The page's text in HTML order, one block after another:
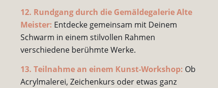
12. Rundgang durch die Gemäldegalerie Alte
Meister: Entdecke gemeinsam mit Deinem
Schwarm in einem stilvollen Rahmen
verschiedene berühmte Werke.
13. Teilnahme an einem Kunst-Workshop: Ob
Acrylmalerei, Zeichenkurs oder etwas ganz